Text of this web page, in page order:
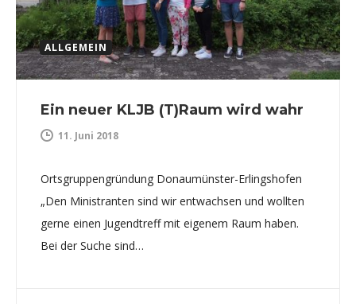
ALLGEMEIN
Ein neuer KLJB (T)Raum wird wahr
11. Juni 2018
Ortsgruppengründung Donaumünster-Erlingshofen
„Den Ministranten sind wir entwachsen und wollten
gerne einen Jugendtreff mit eigenem Raum haben.
Bei der Suche sind…